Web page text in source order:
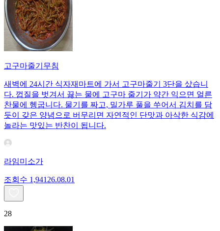
고구마줄기무침
새벽에 24시간 식자재마트에 가서 고구마줄기 3단을 샀습니
다. 껍질을 벗겨서 끓는 물에 고구마 줄기가 약간 익으면 얼른
찬물에 헹굽니다. 물기를 짜고, 밀가루 풀을 쑤어서 김치를 담
듯이 갖은 양념으로 버무리면 자연적인 단맛과 아삭한 식감에
놀라는 맛있는 반찬이 됩니다.
라임미소가
조회수 1,941 26.08.01
28